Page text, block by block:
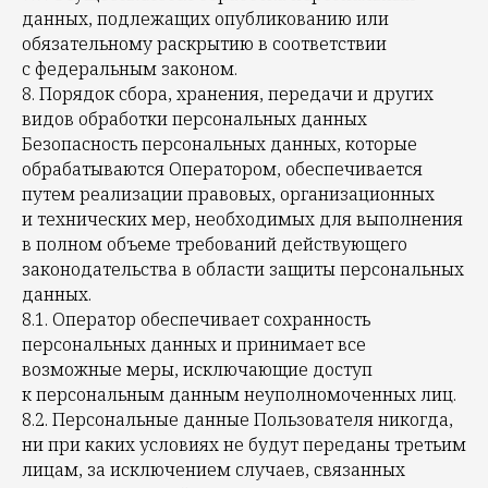
данных, подлежащих опубликованию или
обязательному раскрытию в соответствии
с федеральным законом.
8. Порядок сбора, хранения, передачи и других
видов обработки персональных данных
Безопасность персональных данных, которые
обрабатываются Оператором, обеспечивается
путем реализации правовых, организационных
и технических мер, необходимых для выполнения
в полном объеме требований действующего
законодательства в области защиты персональных
данных.
8.1. Оператор обеспечивает сохранность
персональных данных и принимает все
возможные меры, исключающие доступ
к персональным данным неуполномоченных лиц.
8.2. Персональные данные Пользователя никогда,
ни при каких условиях не будут переданы третьим
лицам, за исключением случаев, связанных